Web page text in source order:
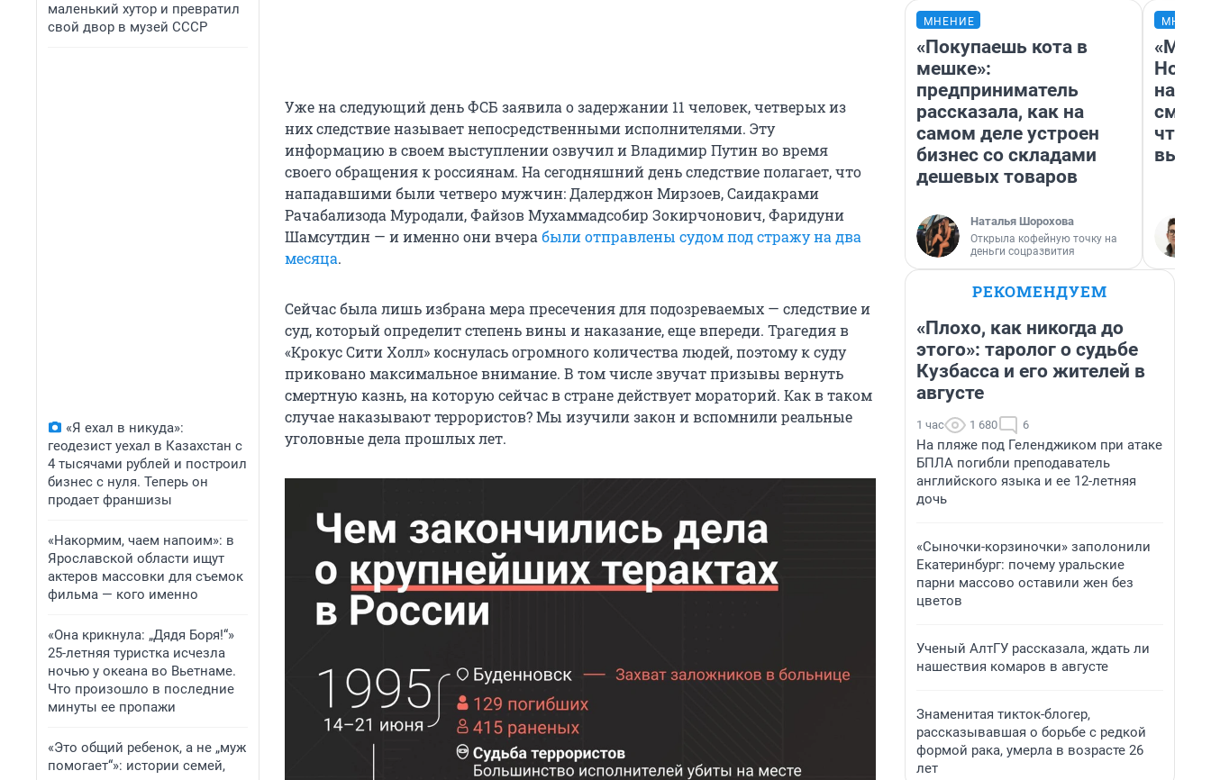
маленький хутор и превратил
свой двор в музей СССР
«Я ехал в никуда»:
геодезист уехал в Казахстан с
4 тысячами рублей и построил
бизнес с нуля. Теперь он
продает франшизы
«Накормим, чаем напоим»: в
Ярославской области ищут
актеров массовки для съемок
фильма — кого именно
«Она крикнула: „Дядя Боря!“»
25-летняя туристка исчезла
ночью у океана во Вьетнаме.
Что произошло в последние
минуты ее пропажи
«Это общий ребенок, а не „муж
помогает“»: истории семей,
Уже на следующий день ФСБ заявила о задержании 11 человек, четверых из
них следствие называет непосредственными исполнителями. Эту
информацию в своем выступлении озвучил и Владимир Путин во время
своего обращения к россиянам. На сегодняшний день следствие полагает, что
нападавшими были четверо мужчин: Далерджон Мирзоев, Саидакрами
Рачабализода Муродали, Файзов Мухаммадсобир Зокирчонович, Фаридуни
Шамсутдин — и именно они вчера были отправлены судом под стражу на два
месяца.
Сейчас была лишь избрана мера пресечения для подозреваемых — следствие и
суд, который определит степень вины и наказание, еще впереди. Трагедия в
«Крокус Сити Холл» коснулась огромного количества людей, поэтому к суду
приковано максимальное внимание. В том числе звучат призывы вернуть
смертную казнь, на которую сейчас в стране действует мораторий. Как в таком
случае наказывают террористов? Мы изучили закон и вспомнили реальные
уголовные дела прошлых лет.
МНЕНИЕ
«Покупаешь кота в
мешке»:
предприниматель
рассказала, как на
самом деле устроен
бизнес со складами
дешевых товаров
Наталья Шорохова
Открыла кофейную точку на
деньги соцразвития
«Мы
РЕКОМЕНДУЕМ
«Плохо, как никогда до
этого»: таролог о судьбе
Кузбасса и его жителей в
августе
1 час 1 680 6
На пляже под Геленджиком при атаке
БПЛА погибли преподаватель
английского языка и ее 12-летняя
дочь
«Сыночки-корзиночки» заполонили
Екатеринбург: почему уральские
парни массово оставили жен без
цветов
Ученый АлтГУ рассказала, ждать ли
нашествия комаров в августе
Знаменитая тикток-блогер,
рассказывавшая о борьбе с редкой
формой рака, умерла в возрасте 26
лет